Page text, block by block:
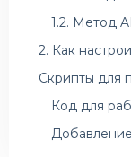
1.2. Метод
2. Как
Скрипты для
Код для